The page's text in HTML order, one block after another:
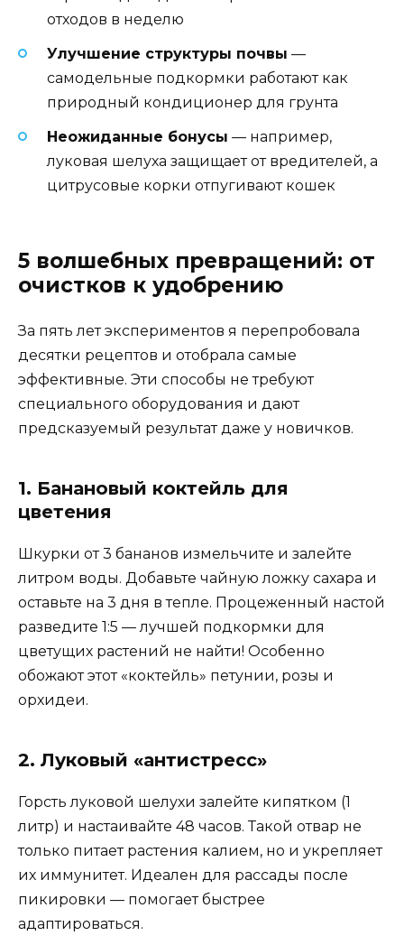
отходов в неделю
Улучшение структуры почвы —
самодельные подкормки работают как
природный кондиционер для грунта
Неожиданные бонусы — например,
луковая шелуха защищает от вредителей, а
цитрусовые корки отпугивают кошек
5 волшебных превращений: от
очистков к удобрению
За пять лет экспериментов я перепробовала
десятки рецептов и отобрала самые
эффективные. Эти способы не требуют
специального оборудования и дают
предсказуемый результат даже у новичков.
1. Банановый коктейль для
цветения
Шкурки от 3 бананов измельчите и залейте
литром воды. Добавьте чайную ложку сахара и
оставьте на 3 дня в тепле. Процеженный настой
разведите 1:5 — лучшей подкормки для
цветущих растений не найти! Особенно
обожают этот «коктейль» петунии, розы и
орхидеи.
2. Луковый «антистресс»
Горсть луковой шелухи залейте кипятком (1
литр) и настаивайте 48 часов. Такой отвар не
только питает растения калием, но и укрепляет
их иммунитет. Идеален для рассады после
пикировки — помогает быстрее
адаптироваться.